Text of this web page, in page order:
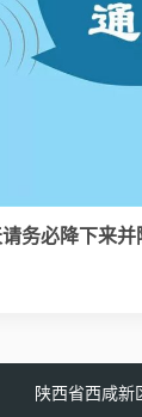
务必降下来并
陕西省西咸新